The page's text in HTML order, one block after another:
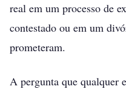
real em um processo de
contestado ou em um
prometeram.
A pergunta que qualquer